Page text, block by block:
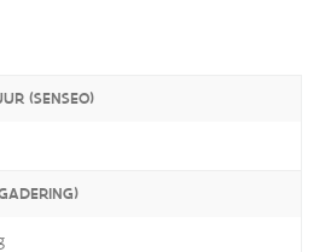
(SENSEO)